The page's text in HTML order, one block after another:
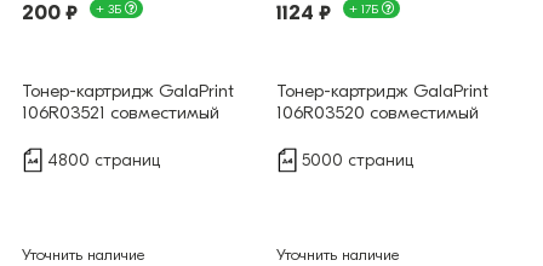
200 ₽ + 3Б
Тонер-картридж GalaPrint
106R03521 совместимый
4800 страниц
Уточнить наличие
1124 ₽ + 17Б
Тонер-картридж GalaPrint
106R03520 совместимый
5000 страниц
Уточнить наличие